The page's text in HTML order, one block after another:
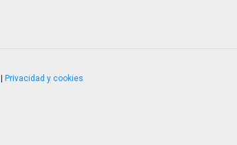
| Privacidad y cookies